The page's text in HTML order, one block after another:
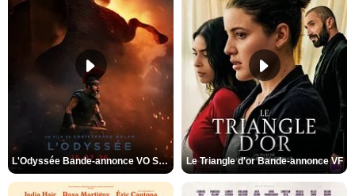
L'Odyssée Bande-annonce VO STFR Le Triangle d'or Bande-annonce VF